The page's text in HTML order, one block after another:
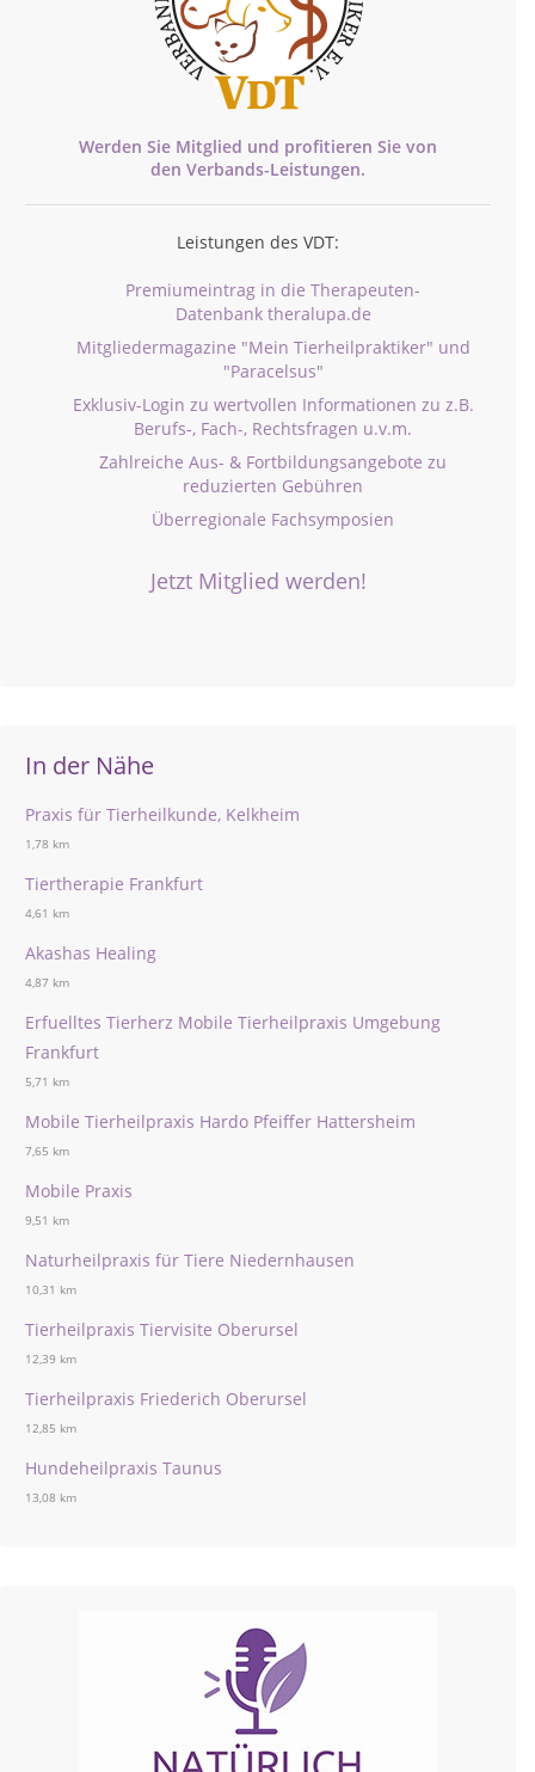
Werden Sie Mitglied und profitieren Sie von
den Verbands-Leistungen.
Leistungen des VDT:
Premiumeintrag in die Therapeuten-
Datenbank theralupa.de
Mitgliedermagazine "Mein Tierheilpraktiker" und
"Paracelsus"
Exklusiv-Login zu wertvollen Informationen zu z.B.
Berufs-, Fach-, Rechtsfragen u.v.m.
Zahlreiche Aus- & Fortbildungsangebote zu
reduzierten Gebühren
Überregionale Fachsymposien
Jetzt Mitglied werden!
In der Nähe
Praxis für Tierheilkunde, Kelkheim
1,78 km
Tiertherapie Frankfurt
4,61 km
Akashas Healing
4,87 km
Erfuelltes Tierherz Mobile Tierheilpraxis Umgebung
Frankfurt
5,71 km
Mobile Tierheilpraxis Hardo Pfeiffer Hattersheim
7,65 km
Mobile Praxis
9,51 km
Naturheilpraxis für Tiere Niedernhausen
10,31 km
Tierheilpraxis Tiervisite Oberursel
12,39 km
Tierheilpraxis Friederich Oberursel
12,85 km
Hundeheilpraxis Taunus
13,08 km